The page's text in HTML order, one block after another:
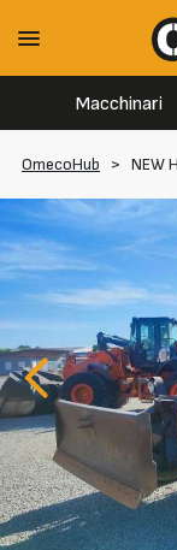
Macchinari
OmecoHub > NEW